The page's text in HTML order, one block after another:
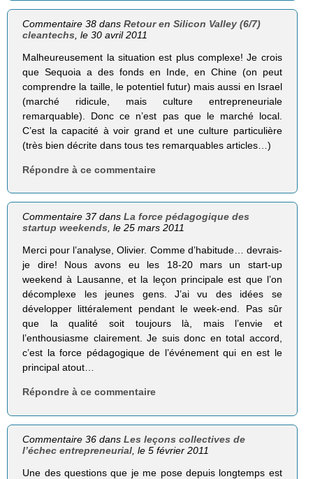
Commentaire 38 dansRetour en Silicon Valley (6/7)
cleantechs , le 30 avril 2011
Malheureusement la situation est plus complexe! Je crois
que Sequoia a des fonds en Inde, en Chine (on peut
comprendre la taille, le potentiel futur) mais aussi en Israel
(marché ridicule, mais culture entrepreneuriale
remarquable). Donc ce n’est pas que le marché local.
C’est la capacité à voir grand et une culture particulière
(très bien décrite dans tous tes remarquables articles…)
Répondre à ce commentaire
Commentaire 37 dansLa force pédagogique des
startup weekends, le 25 mars 2011
Merci pour l’analyse, Olivier. Comme d’habitude… devrais-
je dire! Nous avons eu les 18-20 mars un start-up
weekend à Lausanne, et la leçon principale est que l’on
décomplexe les jeunes gens. J’ai vu des idées se
développer littéralement pendant le week-end. Pas sûr
que la qualité soit toujours là, mais l’envie et
l’enthousiasme clairement. Je suis donc en total accord,
c’est la force pédagogique de l’événement qui en est le
principal atout…
Répondre à ce commentaire
Commentaire 36 dansLes leçons collectives de
l’échec entrepreneurial , le 5 février 2011
Une des questions que je me pose depuis longtemps est